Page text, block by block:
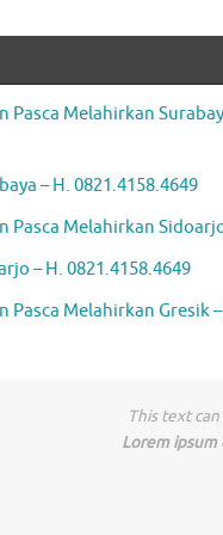
Melahirkan
– H. 0821.4158.4649
Melahirkan
– H. 0821.4158.4649
Melahirkan Gresik
This text
Lorem ipsum